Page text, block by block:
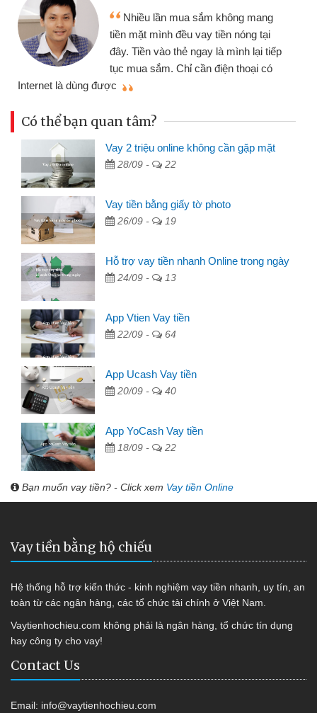
Nhiều lần mua sắm không mang
tiền mặt mình đều vay tiền nóng tại
đây. Tiền vào thẻ ngay là mình lại tiếp
tục mua sắm. Chỉ cần điện thoại có
Internet là dùng được
Có thể bạn quan tâm?
Vay 2 triệu online không cần gặp mặt
28/09 - 22
Vay tiền bằng giấy tờ photo
26/09 - 19
Hỗ trợ vay tiền nhanh Online trong ngày
24/09 - 13
App Vtien Vay tiền
22/09 - 64
App Ucash Vay tiền
20/09 - 40
App YoCash Vay tiền
18/09 - 22
Bạn muốn vay tiền? - Click xem Vay tiền Online
Vay tiền bằng hộ chiếu
Hệ thống hỗ trợ kiến thức - kinh nghiệm vay tiền nhanh, uy tín, an
toàn từ các ngân hàng, các tổ chức tài chính ở Việt Nam.
Vaytienhochieu.com không phải là ngân hàng, tổ chức tín dụng
hay công ty cho vay!
Contact Us
Email: info@vaytienhochieu.com